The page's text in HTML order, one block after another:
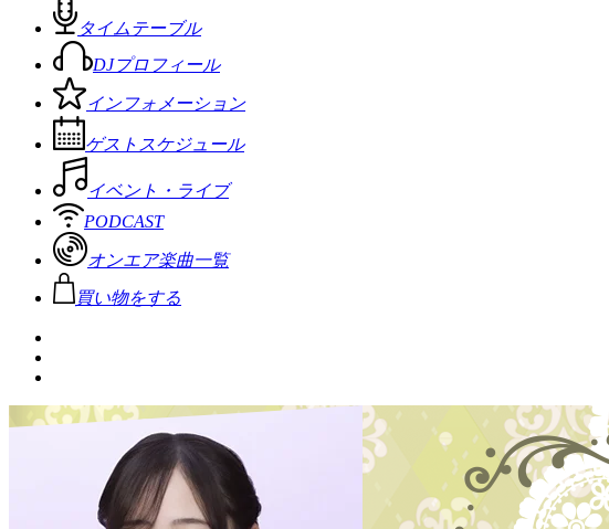
タイムテーブル
DJプロフィール
インフォメーション
ゲストスケジュール
イベント・ライブ
PODCAST
オンエア楽曲一覧
買い物をする